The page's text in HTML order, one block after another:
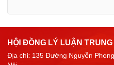
HỘI ĐỒNG LÝ LUẬN
Địa chỉ: 135 Đường Nguyễn